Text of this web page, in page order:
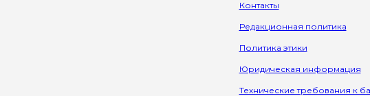
Контакты
Редакционная политика
Политика этики
Юридическая информация
Технические требования к